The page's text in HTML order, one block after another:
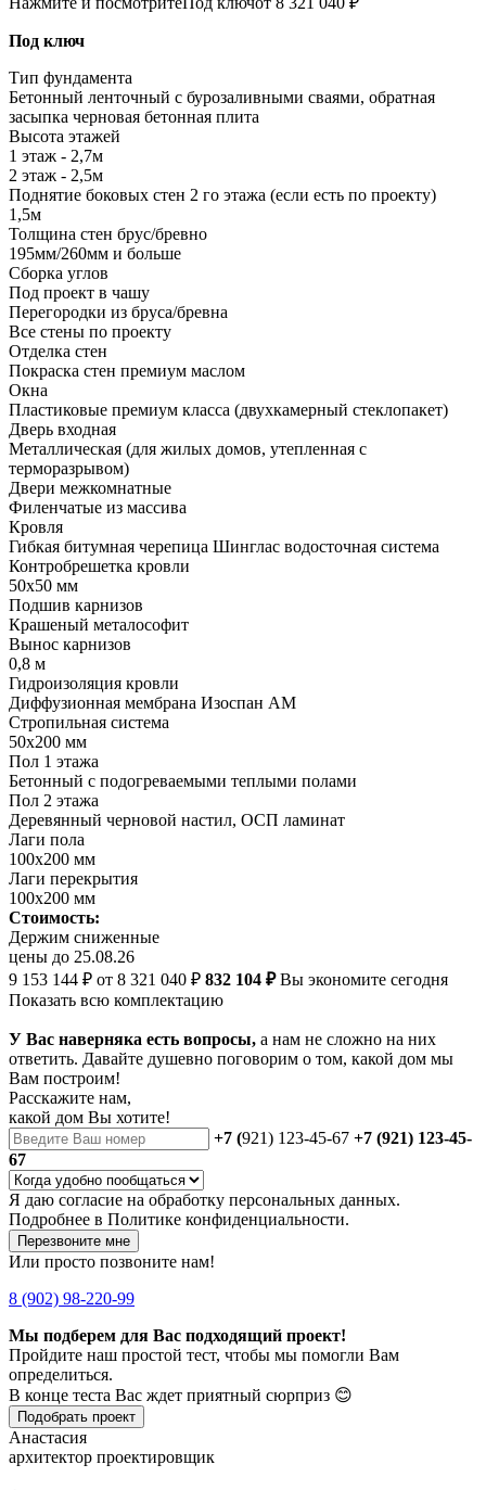
Под ключ
Тип фундамента
Бетонный ленточный с бурозаливными сваями, обратная
засыпка черновая бетонная плита
Высота этажей
1 этаж - 2,7м
2 этаж - 2,5м
Поднятие боковых стен 2 го этажа (если есть по проекту)
1,5м
Толщина стен брус/бревно
195мм/260мм и больше
Сборка углов
Под проект в чашу
Перегородки из бруса/бревна
Все стены по проекту
Отделка стен
Покраска стен премиум маслом
Окна
Пластиковые премиум класса (двухкамерный стеклопакет)
Дверь входная
Металлическая (для жилых домов, утепленная с
терморазрывом)
Двери межкомнатные
Филенчатые из массива
Кровля
Гибкая битумная черепица Шинглас водосточная система
Контробрешетка кровли
50х50 мм
Подшив карнизов
Крашеный металософит
Вынос карнизов
0,8 м
Гидроизоляция кровли
Диффузионная мембрана Изоспан АМ
Стропильная система
50х200 мм
Пол 1 этажа
Бетонный с подогреваемыми теплыми полами
Пол 2 этажа
Деревянный черновой настил, ОСП ламинат
Лаги пола
100х200 мм
Лаги перекрытия
100х200 мм
Стоимость:
Держим сниженные
цены до 25.08.26
9 153 144 ₽ от 8 321 040 ₽ 832 104 ₽Вы экономите сегодня
Показать всю комплектацию
У Вас наверняка есть вопросы, а нам не сложно на них
ответить. Давайте душевно поговорим о том, какой дом мы
Вам построим!
Расскажите нам,
какой дом Вы хотите!
+7 (921) 123-45-67 +7 (921) 123-45-
67
Я даю согласие на обработку персональных данных.
Подробнее в Политике конфиденциальности.
Перезвоните мне
Или просто позвоните нам!
8 (902) 98-220-99
Мы подберем для Вас подходящий проект!
Пройдите наш простой тест, чтобы мы помогли Вам
определиться.
В конце теста Вас ждет приятный сюрприз 😊
Подобрать проект
Анастасия
архитектор проектировщик